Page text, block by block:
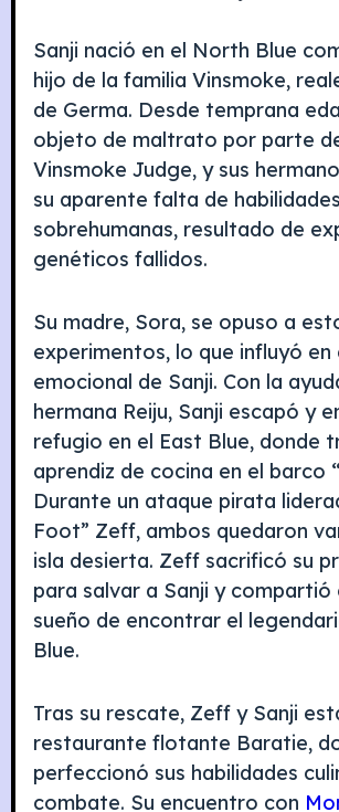
Sanji nació en el North Blue
hijo de la familia Vinsmoke,
de Germa. Desde temprana
objeto de maltrato por parte
Vinsmoke Judge, y sus
su aparente falta de habilidades
sobrehumanas, resultado de
genéticos fallidos.
Su madre, Sora, se opuso a
experimentos, lo que influyó en
emocional de Sanji. Con la
hermana Reiju, Sanji escapó y
refugio en el East Blue, donde
aprendiz de cocina en el barco
Durante un ataque pirata
Foot” Zeff, ambos quedaron
isla desierta. Zeff sacrificó su
para salvar a Sanji y compartió
sueño de encontrar el
Blue.
Tras su rescate, Zeff y Sanji
restaurante flotante Baratie,
perfeccionó sus habilidades
combate. Su encuentro con